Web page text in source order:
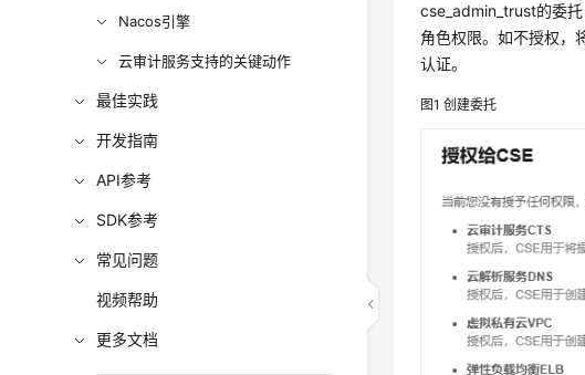
Nacos引擎
云审计服务支持的关键动作
最佳实践
开发指南
API参考
SDK参考
常见问题
视频帮助
更多文档
cse_admin_trust的委
角色权限。如不授权，
认证。
图1创建委托